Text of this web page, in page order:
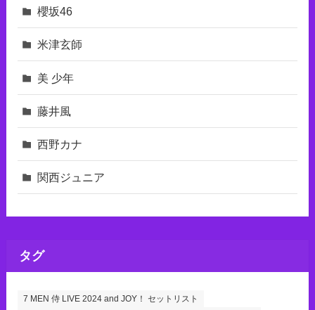
櫻坂46
米津玄師
美 少年
藤井風
西野カナ
関西ジュニア
タグ
7 MEN 侍 LIVE 2024 and JOY！ セットリスト